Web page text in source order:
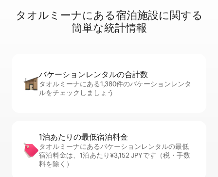
タオルミーナに⁠あ⁠る宿⁠泊⁠施⁠設⁠に関⁠す⁠る
簡⁠単⁠な統⁠計⁠情⁠報
バケーションレ⁠ン⁠タ⁠ル⁠の合⁠計⁠数
タオルミーナにある1,380件のバケーションレンタ
ルをチェックしましょう
1泊あたりの最⁠低⁠宿⁠泊⁠料⁠金
タオルミーナにあるバケーションレンタルの最低
宿泊料金は、1泊あたり¥3,152 JPYです（税・手数
料を除く）